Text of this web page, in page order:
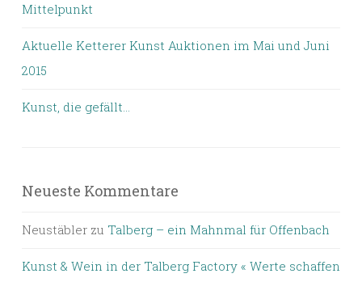
Mittelpunkt
Aktuelle Ketterer Kunst Auktionen im Mai und Juni
2015
Kunst, die gefällt…
Neueste Kommentare
Neustäbler zu Talberg – ein Mahnmal für Offenbach
Kunst & Wein in der Talberg Factory « Werte schaffen